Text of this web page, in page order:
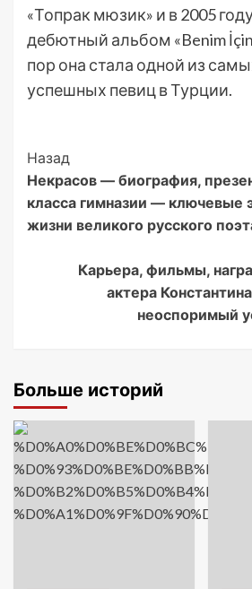
«Топрак мюзик» и в 2005
дебютный альбом «Benim İçin
пор она стала одной из
успешных певиц в Турции.
Post
Navigation
Назад
Некрасов — биография,
класса гимназии — ключевые
жизни великого русского
Карьера, фильмы,
актера
неоспоримый
Больше историй